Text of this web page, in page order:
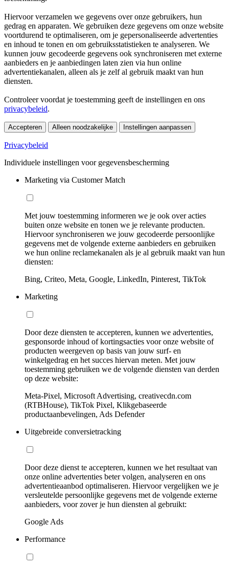
Hiervoor verzamelen we gegevens over onze gebruikers, hun
gedrag en apparaten. We gebruiken deze gegevens om onze website
voortdurend te optimaliseren, om je gepersonaliseerde advertenties
en inhoud te tonen en om gebruiksstatistieken te analyseren. We
kunnen jouw gecodeerde gegevens ook synchroniseren met externe
aanbieders en je aanbiedingen laten zien via hun online
advertentiekanalen, alleen als je zelf al gebruik maakt van hun
diensten.
Controleer voordat je toestemming geeft de instellingen en ons
privacybeleid.
Accepteren Alleen noodzakelijke Instellingen aanpassen
Privacybeleid
Individuele instellingen voor gegevensbescherming
Marketing via Customer Match
Met jouw toestemming informeren we je ook over acties
buiten onze website en tonen we je relevante producten.
Hiervoor synchroniseren we jouw gecodeerde persoonlijke
gegevens met de volgende externe aanbieders en gebruiken
we hun online reclamekanalen als je al gebruik maakt van hun
diensten:
Bing, Criteo, Meta, Google, LinkedIn, Pinterest, TikTok
Marketing
Door deze diensten te accepteren, kunnen we advertenties,
gesponsorde inhoud of kortingsacties voor onze website of
producten weergeven op basis van jouw surf- en
winkelgedrag en het succes hiervan meten. Met jouw
toestemming gebruiken we de volgende diensten van derden
op deze website:
Meta-Pixel, Microsoft Advertising, creativecdn.com
(RTBHouse), TikTok Pixel, Klikgebaseerde
productaanbevelingen, Ads Defender
Uitgebreide conversietracking
Door deze dienst te accepteren, kunnen we het resultaat van
onze online advertenties beter volgen, analyseren en ons
advertentieaanbod optimaliseren. Hiervoor vergelijken we je
versleutelde persoonlijke gegevens met de volgende externe
aanbieders, voor zover je hun diensten al gebruikt:
Google Ads
Performance